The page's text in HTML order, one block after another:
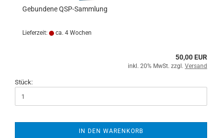
Gebundene QSP-Sammlung
Lieferzeit: ca. 4 Wochen
50,00 EUR
inkl. 20% MwSt. zzgl. Versand
Stück:
IN DEN WARENKORB